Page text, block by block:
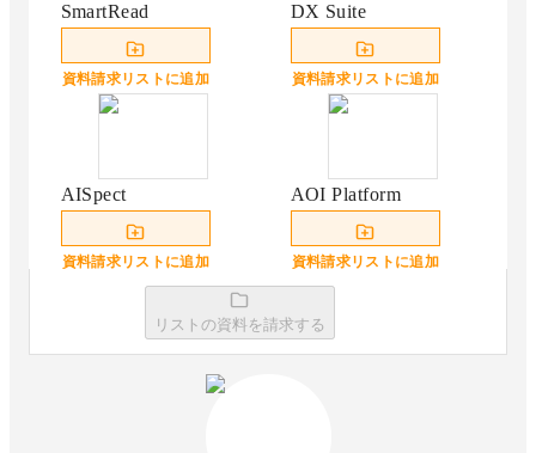
SmartRead
資料請求リストに追加
DX Suite
資料請求リストに追加
AISpect
資料請求リストに追加
AOI Platform
資料請求リストに追加
リストの資料を請求する